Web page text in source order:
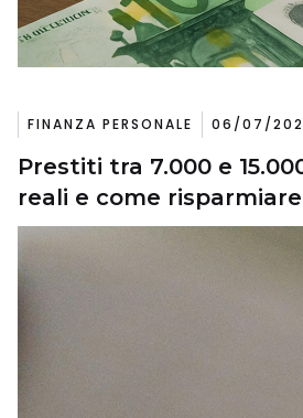
FINANZA PERSONALE 06/07/
Prestiti tra 7.000 e
reali e come risparmiare